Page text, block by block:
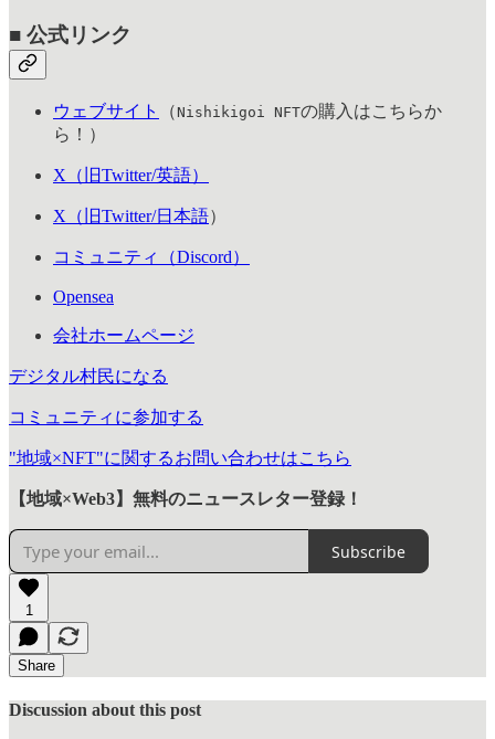
■ 公式リンク
ウェブサイト （ Nishikigoi NFTの購入はこちらか
ら！）
X（旧Twitter/英語）
X（旧Twitter/日本語）
コミュニティ（Discord）
Opensea
会社ホームページ
デジタル村民になる
コミュニティに参加する
"地域×NFT"に関するお問い合わせはこちら
【地域×Web3】無料のニュースレター登録！
Subscribe
1
Share
Discussion about this post